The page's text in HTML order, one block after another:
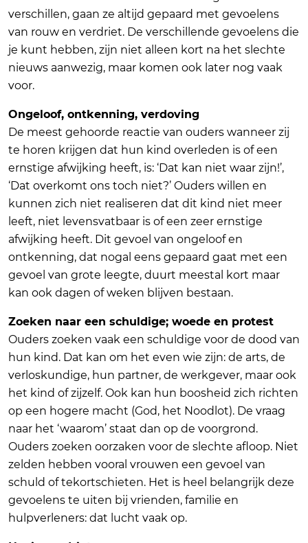
verschillen, gaan ze altijd gepaard met gevoelens
van rouw en verdriet. De verschillende gevoelens die
je kunt hebben, zijn niet alleen kort na het slechte
nieuws aanwezig, maar komen ook later nog vaak
voor.
Ongeloof, ontkenning, verdoving
De meest gehoorde reactie van ouders wanneer zij
te horen krijgen dat hun kind overleden is of een
ernstige afwijking heeft, is: ‘Dat kan niet waar zijn!’,
‘Dat overkomt ons toch niet?’ Ouders willen en
kunnen zich niet realiseren dat dit kind niet meer
leeft, niet levensvatbaar is of een zeer ernstige
afwijking heeft. Dit gevoel van ongeloof en
ontkenning, dat nogal eens gepaard gaat met een
gevoel van grote leegte, duurt meestal kort maar
kan ook dagen of weken blijven bestaan.
Zoeken naar een schuldige; woede en protest
Ouders zoeken vaak een schuldige voor de dood van
hun kind. Dat kan om het even wie zijn: de arts, de
verloskundige, hun partner, de werkgever, maar ook
het kind of zijzelf. Ook kan hun boosheid zich richten
op een hogere macht (God, het Noodlot). De vraag
naar het ‘waarom’ staat dan op de voorgrond.
Ouders zoeken oorzaken voor de slechte afloop. Niet
zelden hebben vooral vrouwen een gevoel van
schuld of tekortschieten. Het is heel belangrijk deze
gevoelens te uiten bij vrienden, familie en
hulpverleners: dat lucht vaak op.